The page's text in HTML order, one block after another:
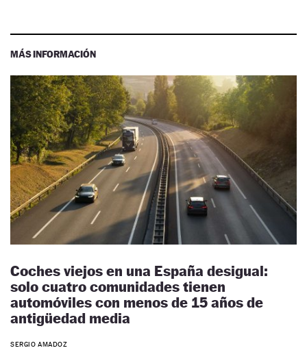
MÁS INFORMACIÓN
Coches viejos en una España desigual:
solo cuatro comunidades tienen
automóviles con menos de 15 años de
antigüedad media
SERGIO AMADOZ